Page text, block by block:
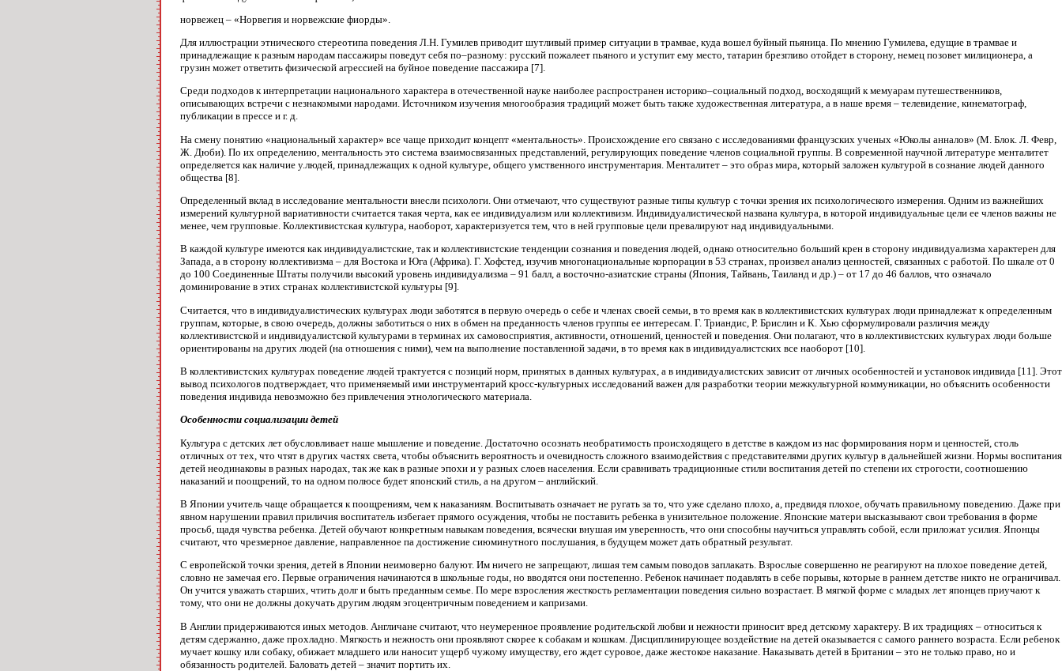
норвежец – «Норвегия и норвежские фиорды».
Для иллюстрации этнического стереотипа поведения Л.Н. Гумилев приводит шутливый пример ситуации в трамвае, куда вошел буйный пьяница. По мнению Гумилева, едущие в трамвае и
принадлежащие к разным народам пассажиры поведут себя по–разному: русский пожалеет пьяного и уступит ему место, татарин брезгливо отойдет в сторону, немец позовет милиционера, а
грузин может ответить физической агрессией на буйное поведение пассажира [7].
Среди подходов к интерпретации национального характера в отечественной науке наиболее распространен историко–социальный подход, восходящий к мемуарам путешественников,
описывающих встречи с незнакомыми народами. Источником изучения многообразия традиций может быть также художественная литература, а в наше время – телевидение, кинематограф,
публикации в прессе и г. д.
На смену понятию «национальный характер» все чаще приходит концепт «ментальность». Происхождение его связано с исследованиями французских ученых «Юколы анналов» (М. Блок. Л. Февр,
Ж. Дюби). По их определению, ментальность это система взаимосвязанных представлений, регулирующих поведение членов социальной группы. В современной научной литературе менталитет
определяется как наличие у.людей, принадлежащих к одной культуре, общего умственного инструментария. Менталитет – это образ мира, который заложен культурой в сознание людей данного
общества [8].
Определенный вклад в исследование ментальности внесли психологи. Они отмечают, что существуют разные типы культур с точки зрения их психологического измерения. Одним из важнейших
измерений культурной вариативности считается такая черта, как ее индивидуализм или коллективизм. Индивидуалистической названа культура, в которой индивидуальные цели ее членов важны не
менее, чем групповые. Коллективистская культура, наоборот, характеризуется тем, что в ней групповые цели превалируют над индивидуальными.
В каждой культуре имеются как индивидуалистские, так и коллективистские тенденции сознания и поведения людей, однако относительно больший крен в сторону индивидуализма характерен для
Запада, а в сторону коллективизма – для Востока и Юга (Африка). Г. Хофстед, изучив многонациональные корпорации в 53 странах, произвел анализ ценностей, связанных с работой. По шкале от 0
до 100 Соединенные Штаты получили высокий уровень индивидуализма – 91 балл, а восточно-азиатские страны (Япония, Тайвань, Таиланд и др.) – от 17 до 46 баллов, что означало
доминирование в этих странах коллективистской культуры [9].
Считается, что в индивидуалистических культурах люди заботятся в первую очередь о себе и членах своей семьи, в то время как в коллективистских культурах люди принадлежат к определенным
группам, которые, в свою очередь, должны заботиться о них в обмен на преданность членов группы ее интересам. Г. Триандис, Р. Брислин и К. Хью сформулировали различия между
коллективистской и индивидуалистской культурами в терминах их самовосприятия, активности, отношений, ценностей и поведения. Они полагают, что в коллективистских культурах люди больше
ориентированы на других людей (на отношения с ними), чем на выполнение поставленной задачи, в то время как в индивидуалистских все наоборот [10].
В коллективистских культурах поведение людей трактуется с позиций норм, принятых в данных культурах, а в индивидуалистских зависит от личных особенностей и установок индивида [11]. Этот
вывод психологов подтверждает, что применяемый ими инструментарий кросс-культурных исследований важен для разработки теории межкультурной коммуникации, но объяснить особенности
поведения индивида невозможно без привлечения этнологического материала.
Особенности социализации детей
Культура с детских лет обусловливает наше мышление и поведение. Достаточно осознать необратимость происходящего в детстве в каждом из нас формирования норм и ценностей, столь
отличных от тех, что чтят в других частях света, чтобы объяснить вероятность и очевидность сложного взаимодействия с представителями других культур в дальнейшей жизни. Нормы воспитания
детей неодинаковы в разных народах, так же как в разные эпохи и у разных слоев населения. Если сравнивать традиционные стили воспитания детей по степени их строгости, соотношению
наказаний и поощрений, то на одном полюсе будет японский стиль, а на другом – английский.
В Японии учитель чаще обращается к поощрениям, чем к наказаниям. Воспитывать означает не ругать за то, что уже сделано плохо, а, предвидя плохое, обучать правильному поведению. Даже при
явном нарушении правил приличия воспитатель избегает прямого осуждения, чтобы не поставить ребенка в унизительное положение. Японские матери высказывают свои требования в форме
просьб, щадя чувства ребенка. Детей обучают конкретным навыкам поведения, всячески внушая им уверенность, что они способны научиться управлять собой, если приложат усилия. Японцы
считают, что чрезмерное давление, направленное па достижение сиюминутного послушания, в будущем может дать обратный результат.
С европейской точки зрения, детей в Японии неимоверно балуют. Им ничего не запрещают, лишая тем самым поводов заплакать. Взрослые совершенно не реагируют на плохое поведение детей,
словно не замечая его. Первые ограничения начинаются в школьные годы, но вводятся они постепенно. Ребенок начинает подавлять в себе порывы, которые в раннем детстве никто не ограничивал.
Он учится уважать старших, чтить долг и быть преданным семье. По мере взросления жесткость регламентации поведения сильно возрастает. В мягкой форме с младых лет японцев приучают к
тому, что они не должны докучать другим людям эгоцентричным поведением и капризами.
В Англии придерживаются иных методов. Англичане считают, что неумеренное проявление родительской любви и нежности приносит вред детскому характеру. В их традициях – относиться к
детям сдержанно, даже прохладно. Мягкость и нежность они проявляют скорее к собакам и кошкам. Дисциплинирующее воздействие на детей оказывается с самого раннего возраста. Если ребенок
мучает кошку или собаку, обижает младшего или наносит ущерб чужому имуществу, его ждет суровое, даже жестокое наказание. Наказывать детей в Британии – это не только право, но и
обязанность родителей. Баловать детей – значит портить их.